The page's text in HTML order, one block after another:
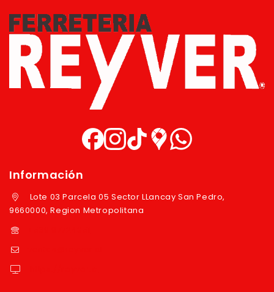
Información
Lote 03 Parcela 05 Sector LLancay San Pedro,
9660000, Region Metropolitana